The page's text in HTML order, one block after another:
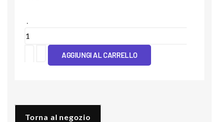
Cover
Schizzi
AGGIUNGI AL CARRELLO
Torna al negozio